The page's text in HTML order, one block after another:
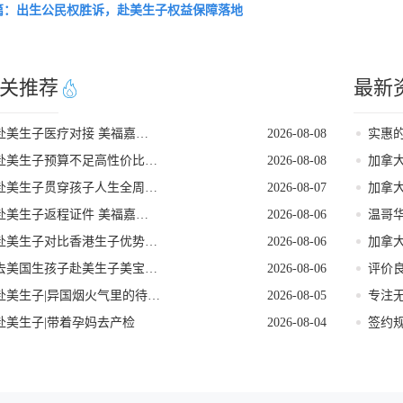
：出生公民权胜诉，赴美生子权益保障落地
推荐
赴美生子医疗对接 美福嘉儿直营月子中心
2026-08-08
赴美生子预算不足高性价比省钱落地方案
2026-08-08
赴美生子贯穿孩子人生全周期的身份红利
2026-08-07
赴美生子返程证件 美福嘉儿直营核对清单
2026-08-06
赴美生子对比香港生子优势差距全面分析
2026-08-06
去美国生孩子赴美生子美宝回国落户流程
2026-08-06
赴美生子|异国烟火气里的待产餐
2026-08-05
美生子|带着孕妈去产检
2026-08-04
最新
加拿
加拿
温哥